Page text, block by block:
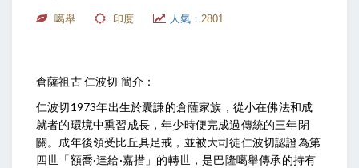
噶舉 印度 人氣： 2801
倉薩祖古 仁波切 簡介：
仁波切1973年出生於囊謙的倉薩家族，從小在佛法和成
就者的環境中熏習成長，年少時便完成過傳統的三年閉
關。成年後領受比丘具足戒，並被大司徒仁波切認證為第
四世「額喬·達給·嘉措」的轉世，是巴隆噶舉傳承的持有